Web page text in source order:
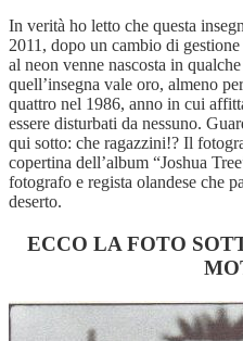
In verità ho letto che questa
2011, dopo un cambio di
al neon venne nascosta in
quell’insegna vale oro, almeno
quattro nel 1986, anno in cui
essere disturbati da nessuno.
qui sotto: che ragazzini!? Il
copertina dell’album “Joshua
fotografo e regista olandese che
deserto.
ECCO LA FOTO